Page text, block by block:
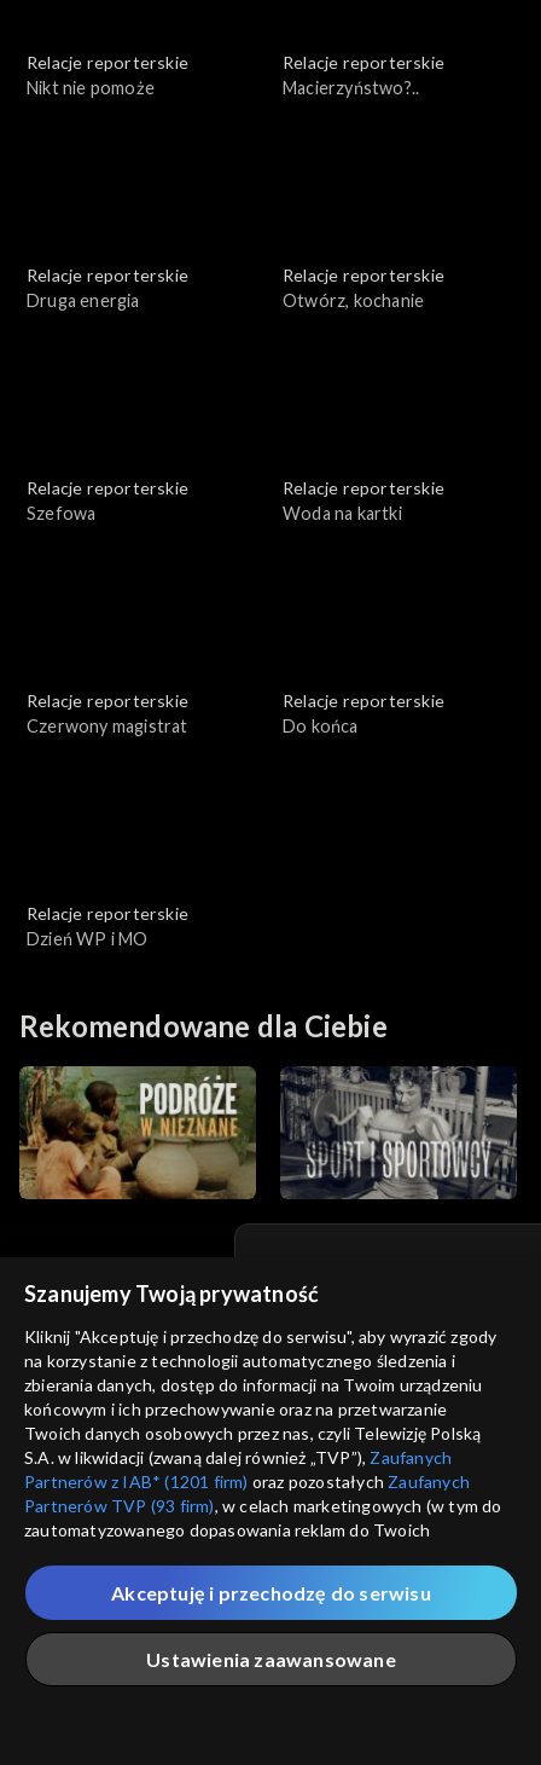
Relacje reporterskie
Nikt nie pomoże
Relacje reporterskie
Macierzyństwo?..
Relacje reporterskie
Druga energia
Relacje reporterskie
Otwórz, kochanie
Relacje reporterskie
Szefowa
Relacje reporterskie
Woda na kartki
Relacje reporterskie
Czerwony magistrat
Relacje reporterskie
Do końca
Relacje reporterskie
Dzień WP i MO
Rekomendowane dla Ciebie
ŁĄCZYSZ SIĘ SPOZA
Kraj, z którego się
Zjednoczone , w związku z
na platformie TVP VOD
nieodstępna. Sprawdź, które
obejrzeć.
Nie pokazuj
© 2026 Telewizja Polska S.A. w likwidacji
regulamin serwisu
cennik
polityka prywatności
moje zgody
pomoc
kontakt
voucher
Szanujemy Twoją prywatność
Kliknij "Akceptuję i przechodzę do serwisu", aby wyrazić zgody
na korzystanie z technologii automatycznego śledzenia i
zbierania danych, dostęp do informacji na Twoim urządzeniu
końcowym i ich przechowywanie oraz na przetwarzanie
Twoich danych osobowych przez nas, czyli Telewizję Polską
S.A. w likwidacji (zwaną dalej również „TVP”), Zaufanych
Partnerów z IAB* (1201 firm) oraz pozostałych Zaufanych
Partnerów TVP (93 firm), w celach marketingowych (w tym do
zautomatyzowanego dopasowania reklam do Twoich
które wskazujemy poniżej, a także zgody na udostępnianie
przez nas identyfikatora PPID do Google.
Twoje dane osobowe zbierane podczas odwiedzania przez
Ciebie naszych
poszczególnych serwisówzwanych dalej
„Portalem”, w tym informacje zapisywane za pomocą
Ustawienia zaawansowane
Akceptuję i przechodzę do serwisu